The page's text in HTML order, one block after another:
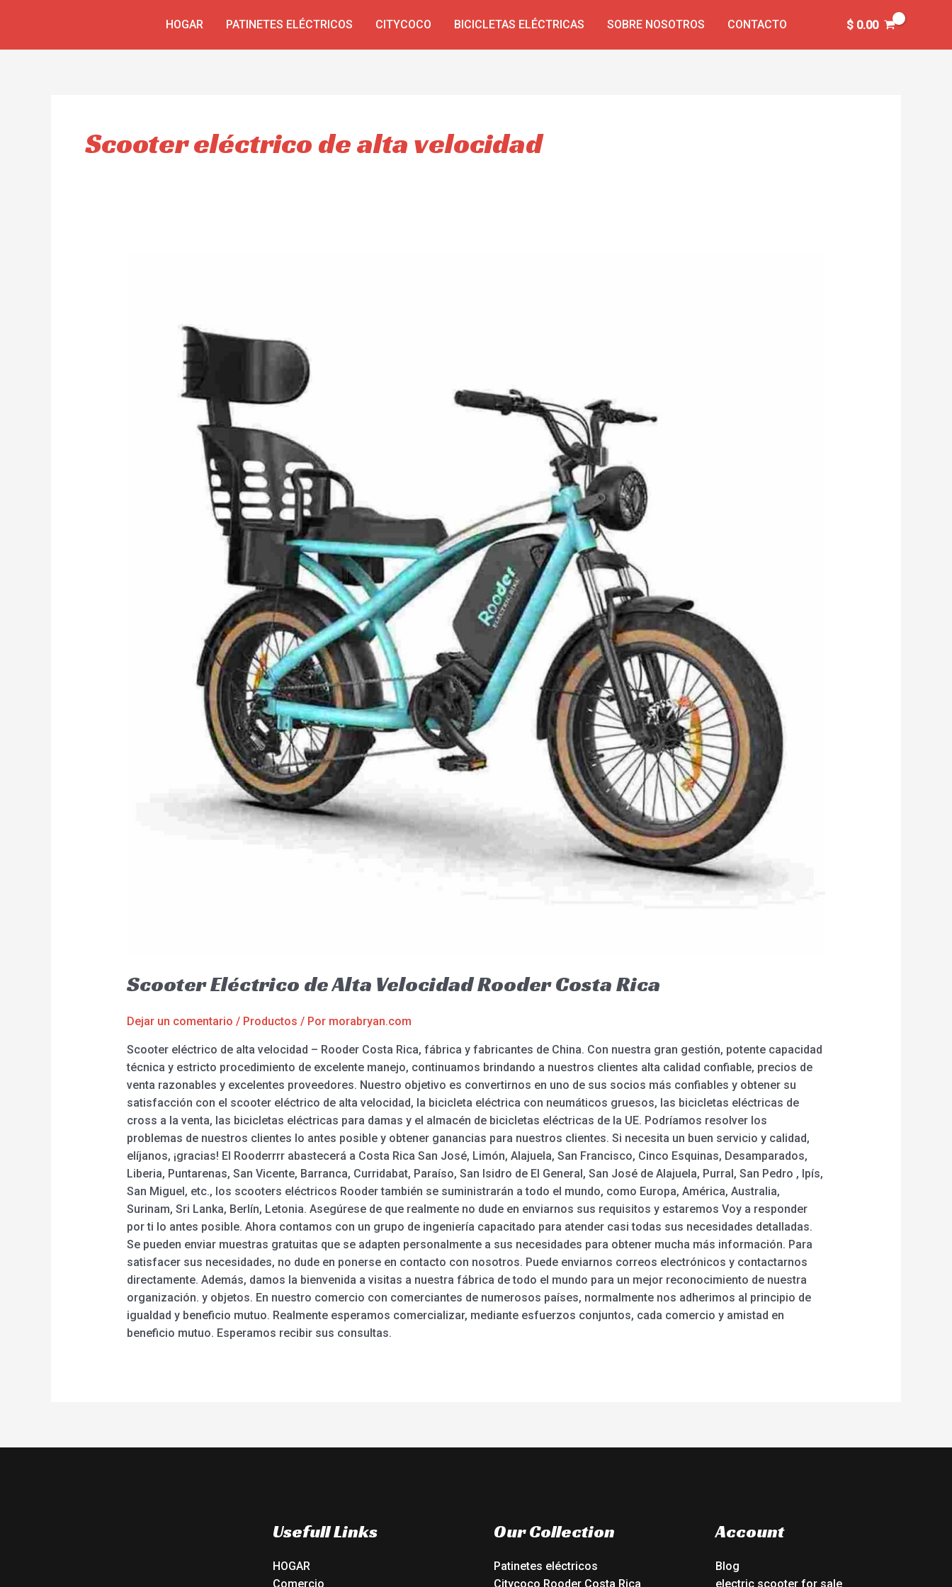
HOGAR PATINETES ELÉCTRICOS CITYCOCO BICICLETAS ELÉCTRICAS SOBRE NOSOTROS CONTACTO $0.00
Scooter eléctrico de alta velocidad
Scooter Eléctrico de Alta Velocidad Rooder Costa Rica
Dejar un comentario / Productos / Por morabryan.com
Scooter eléctrico de alta velocidad – Rooder Costa Rica, fábrica y fabricantes de China. Con nuestra gran gestión, potente capacidad
técnica y estricto procedimiento de excelente manejo, continuamos brindando a nuestros clientes alta calidad confiable, precios de
venta razonables y excelentes proveedores. Nuestro objetivo es convertirnos en uno de sus socios más confiables y obtener su
satisfacción con el scooter eléctrico de alta velocidad, la bicicleta eléctrica con neumáticos gruesos, las bicicletas eléctricas de
cross a la venta, las bicicletas eléctricas para damas y el almacén de bicicletas eléctricas de la UE. Podríamos resolver los
problemas de nuestros clientes lo antes posible y obtener ganancias para nuestros clientes. Si necesita un buen servicio y calidad,
elíjanos, ¡gracias! El Rooderrrr abastecerá a Costa Rica San José, Limón, Alajuela, San Francisco, Cinco Esquinas, Desamparados,
Liberia, Puntarenas, San Vicente, Barranca, Curridabat, Paraíso, San Isidro de El General, San José de Alajuela, Purral, San Pedro , Ipís,
San Miguel, etc., los scooters eléctricos Rooder también se suministrarán a todo el mundo, como Europa, América, Australia,
Surinam, Sri Lanka, Berlín, Letonia. Asegúrese de que realmente no dude en enviarnos sus requisitos y estaremos Voy a responder
por ti lo antes posible. Ahora contamos con un grupo de ingeniería capacitado para atender casi todas sus necesidades detalladas.
Se pueden enviar muestras gratuitas que se adapten personalmente a sus necesidades para obtener mucha más información. Para
satisfacer sus necesidades, no dude en ponerse en contacto con nosotros. Puede enviarnos correos electrónicos y contactarnos
directamente. Además, damos la bienvenida a visitas a nuestra fábrica de todo el mundo para un mejor reconocimiento de nuestra
organización. y objetos. En nuestro comercio con comerciantes de numerosos países, normalmente nos adherimos al principio de
igualdad y beneficio mutuo. Realmente esperamos comercializar, mediante esfuerzos conjuntos, cada comercio y amistad en
beneficio mutuo. Esperamos recibir sus consultas.
Usefull Links
HOGAR
Comercio
Our Collection
Patinetes eléctricos
Citycoco Rooder Costa Rica
Account
Blog
electric scooter for sale